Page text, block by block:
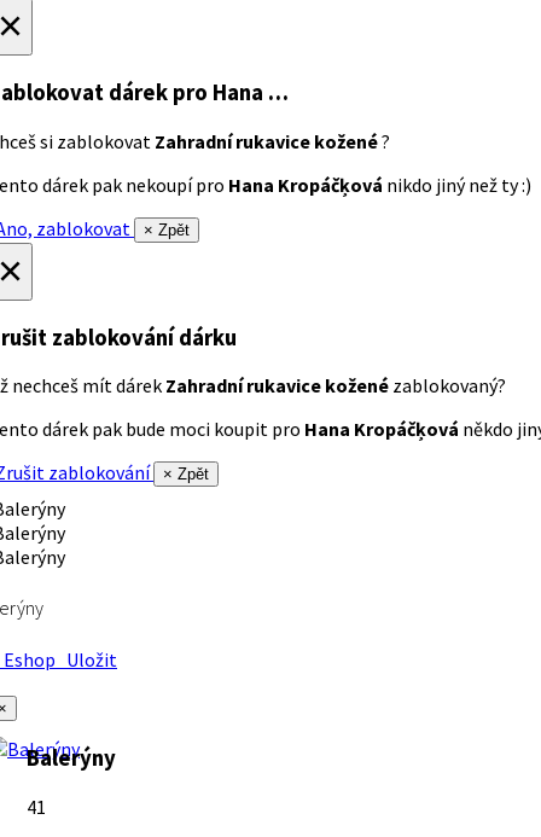
dárek pro Hana …
si zablokovat Zahradní rukavice kožené?
dárek pak nekoupí pro Hana Kropáčķová nikdo jiný než ty :)
zablokovat
× Zpět
zablokování dárku
nechceš mít dárek Zahradní rukavice kožené zablokovaný?
dárek pak bude moci koupit pro Hana Kropáčķová někdo
zablokování
× Zpět
Uložit
Balerýny
41